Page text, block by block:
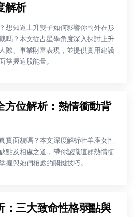
解析
想知道上升雙子如何影響你的外在形
嗎？本文從占星學角度深入探討上升
際、事業財富表現，並提供實用建議
掌握這股能量。
方位解析：熱情衝動背
實面貌嗎？本文深度解析牡羊座女性
點及相處之道，帶你認識這群熱情衝
握與她們相處的關鍵技巧。
：三大致命性格弱點與